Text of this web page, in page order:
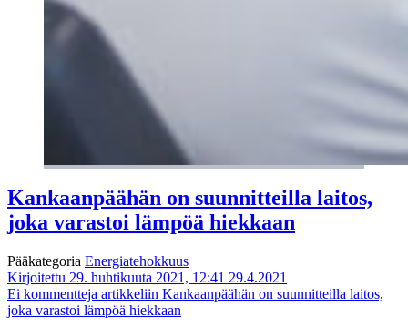
Kankaanpäähän on suunnitteilla laitos,
joka varastoi lämpöä hiekkaan
Pääkategoria Energiatehokkuus
Kirjoitettu 29. huhtikuuta 2021, 12:41 29.4.2021
Ei kommentteja artikkeliin Kankaanpäähän on suunnitteilla laitos,
joka varastoi lämpöä hiekkaan